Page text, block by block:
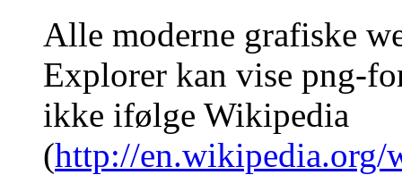
Alle moderne grafiske
Explorer kan vise png-
ikke ifølge Wikipedia
(http://